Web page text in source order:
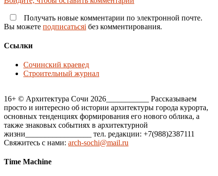
Получать новые комментарии по электронной почте.
Вы можете подписатьсяi без комментирования.
Ссылки
Сочинский краевед
Строительный журнал
16+ © Архитектура Сочи 2026___________ Рассказываем
просто и интересно об истории архитектуры города курорта,
основных тенденциях формирования его нового облика, а
также знаковых событиях в архитектурной
жизни_________________ тел. редакции: +7(988)2387111
Свяжитесь с нами: arch-sochi@mail.ru
Time Machine